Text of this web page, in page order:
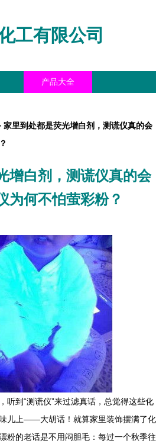
工有限公司
产品大全
家里到处都是荧光增白剂，测谎仪真的会
增白剂，测谎仪真的会
为何不怕萤彩粉？
听到“测谎仪”来过滤真话，总觉得这些化
儿上——大胡话！就算家里装饰摆满了化
粉的老话是不用闷胆毛：每过一个秋季往